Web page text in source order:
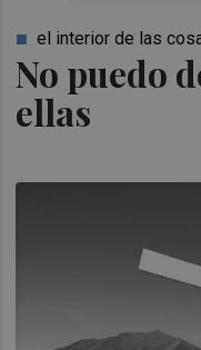
No puedo
ellas
el interior de las